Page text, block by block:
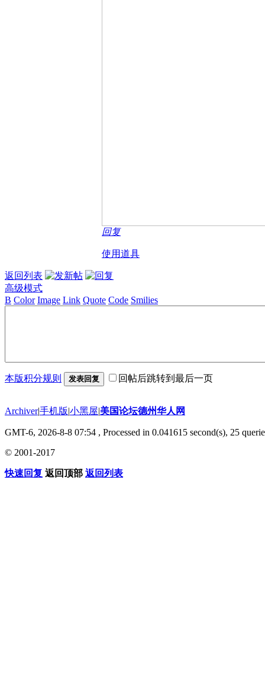
回复
使用道具
返回列表
高级模式
B Color Image Link Quote Code Smilies
本版积分规则 发表回复 回帖后跳转到最后一页
Archiver|手机版|小黑屋|美国论坛德州华人网
GMT-6, 2026-8-8 07:54 , Processed in 0.041615 second(s), 25
© 2001-2017
快速回复 返回顶部 返回列表